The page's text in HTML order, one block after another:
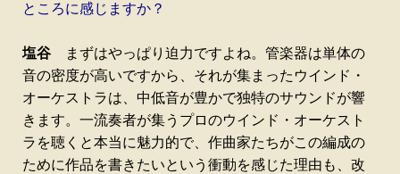
ところに感じますか？
塩谷 まずはやっぱり迫力ですよね。管楽器は単体の
音の密度が高いですから、それが集まったウインド・
オーケストラは、中低音が豊かで独特のサウンドが響
きます。一流奏者が集うプロのウインド・オーケスト
ラを聴くと本当に魅力的で、作曲家たちがこの編成の
ために作品を書きたいという衝動を感じた理由も、改